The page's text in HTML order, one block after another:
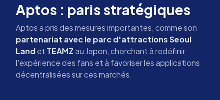
Aptos : paris stratégiques
Aptos a pris des mesures importantes, comme son
partenariat avec le parc d'attractions Seoul
Landet TEAMZau Japon, cherchant à redéfinir
l'expérience des fans et à favoriser les applications
décentralisées sur ces marchés.